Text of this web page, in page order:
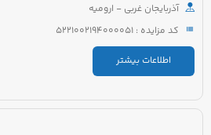
آذربایجان غربی - ارومیه
کد مزایده : 5221002194000051
اطلاعات بیشتر